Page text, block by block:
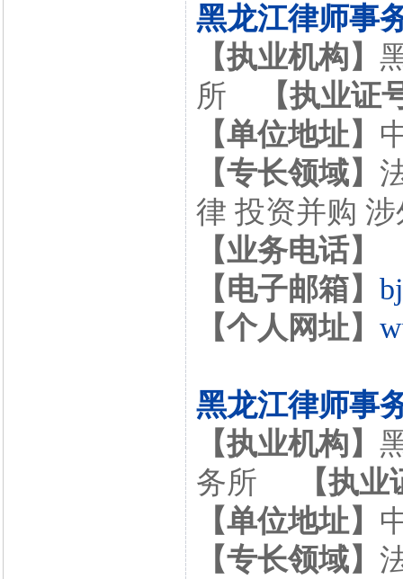
黑龙江律师事
【执业机构】
所
【执业证
【单位地址】
【专长领域】
律 投资并购
【业务电话】
【电子邮箱】
【个人网址】
黑龙江律师事
【执业机构】
务所
【执
【单位地址】
【专长领域】